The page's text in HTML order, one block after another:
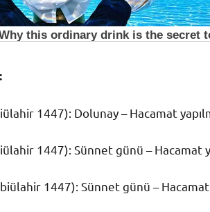
1447): Dolunay – Hacamat
1447): Sünnet günü – Hacamat
1447): Sünnet günü – Hacamat